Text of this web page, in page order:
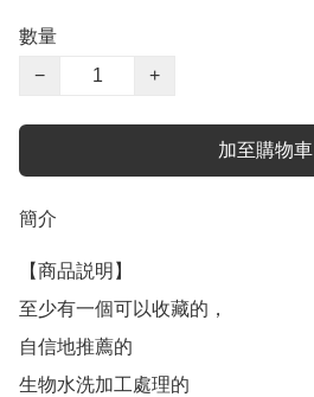
數量
−
+
加至購物車
簡介
【商品説明】
至少有一個可以收藏的，
自信地推薦的
生物水洗加工處理的